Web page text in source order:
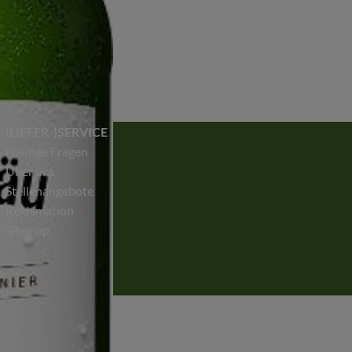
(LIEFER-)SERVICE
Häufige Fragen
Über uns
Stellenangebote
Reklamation